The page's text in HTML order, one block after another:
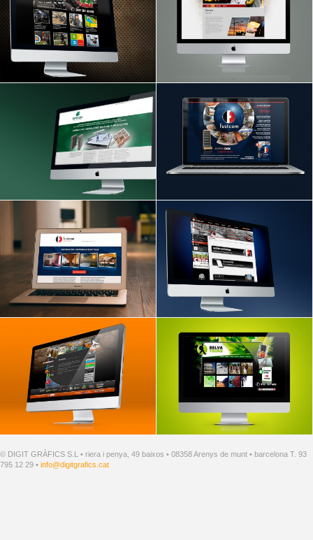
© DIGIT GRÀFICS S.L • riera i penya, 49 baixos • 08358 Arenys de munt • barcelona T. 93
795 12 29 • info@digitgrafics.cat